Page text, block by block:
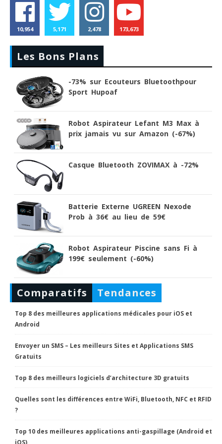
10,954 5,171 2,478 173,673
Les Bons Plans
-73% sur Ecouteurs Bluetoothpour
Sport Hupoaf
Robot Aspirateur Lefant M3 Max à
prix jamais vu sur Amazon (-67%)
Casque Bluetooth ZOVIMAX à -72%
Batterie Externe UGREEN Nexode
Prob à 36€ au lieu de 59€
Robot Aspirateur Piscine sans Fi à
199€ seulement (-60%)
Comparatifs Tendances
Top 8 des meilleures applications médicales pour iOS et
Android
Envoyer un SMS – Les meilleurs Sites et Applications SMS
Gratuits
Top 8 des meilleurs logiciels d’architecture 3D gratuits
Quelles sont les différences entre WiFi, Bluetooth, NFC et RFID
?
Top 10 des meilleures applications anti-gaspillage (Android et
iOS)